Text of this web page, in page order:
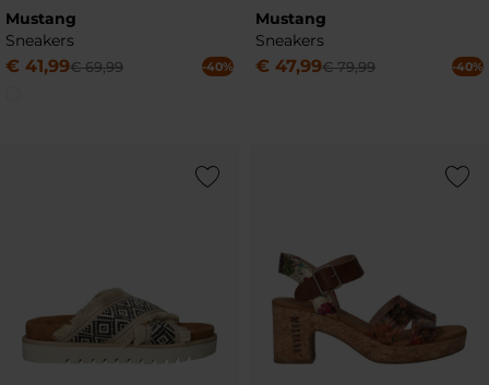
Mustang
Sneakers
€ 41,99€ 69,99 -40%
Mustang
Sneakers
€ 47,99€ 79,99 -40%
Add to Wishlist Add to